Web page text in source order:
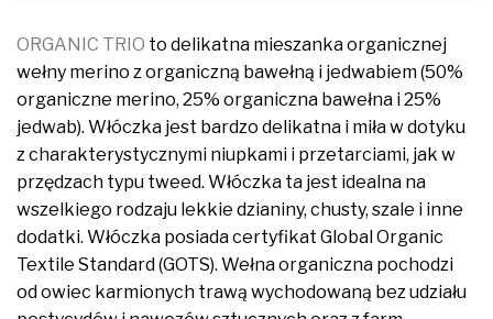
ORGANIC TRIO to delikatna mieszanka organicznej
wełny merino z organiczną bawełną i jedwabiem (50%
organiczne merino, 25% organiczna bawełna i 25%
jedwab). Włóczka jest bardzo delikatna i miła w dotyku
z charakterystycznymi niupkami i przetarciami, jak w
przędzach typu tweed. Włóczka ta jest idealna na
wszelkiego rodzaju lekkie dzianiny, chusty, szale i inne
dodatki. Włóczka posiada certyfikat Global Organic
Textile Standard (GOTS). Wełna organiczna pochodzi
od owiec karmionych trawą wychodowaną bez udziału